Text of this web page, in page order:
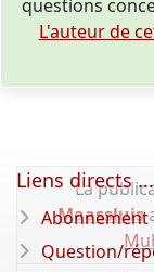
questions
L'auteur de
La
Maassluis
Liens directs ...
Abonnement
Question/